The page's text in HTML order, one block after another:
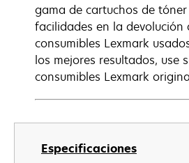
Especificaciones
gama de cartuchos de
facilidades en la devolución
consumibles Lexmark
los mejores resultados, use
consumibles Lexmark